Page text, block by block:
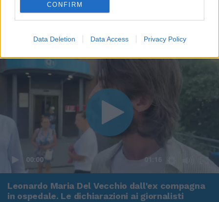
CONFIRM
Data Deletion Data Access Privacy Policy
00:00 01:16
Leonardo Maria Del Vecchio dall'ex compagna
in ospedale. Le dichiarazioni ai giornalisti